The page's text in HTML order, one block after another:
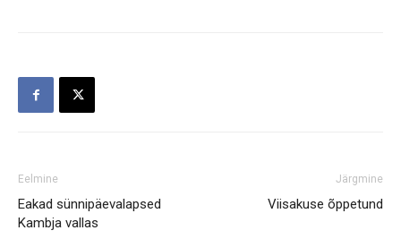
Eelmine
Eakad sünnipäevalapsed
Kambja vallas
Järgmine
Viisakuse õppetund